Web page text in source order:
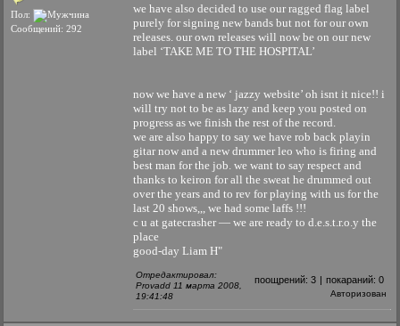
Пол:
Сообщений: 292
we have also decided to use our ragged flag label
purely for signing new bands but not for our own
releases. our own releases will now be on our new
label ‘TAKE ME TO THE HOSPITAL’
now we have a new ‘ jazzy website’ oh isnt it nice!! i
will try not to be as lazy and keep you posted on
progress as we finish the rest of the record.
we are also happy to say we have rob back playin
gitar now and a new drummer leo who is firing and
best man for the job. we want to say respect and
thanks to keiron for all the sweat he drummed out
over the years and to rev for playing with us for the
last 20 shows,,, we had some laffs !!!
c u at gatecrasher — we are ready to d.e.s.t.r.o.y the
place
good-day Liam H"
Отредактировал:
Provadd 11 марта 2008,
19:41:48
поощрений: 3 | покараний: 0
Авторизован